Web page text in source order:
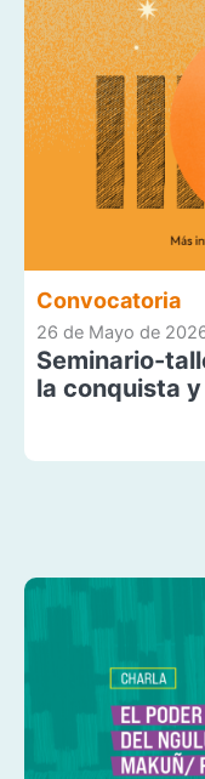
Convocatoria
26 de Mayo de
Seminario-
la conquista